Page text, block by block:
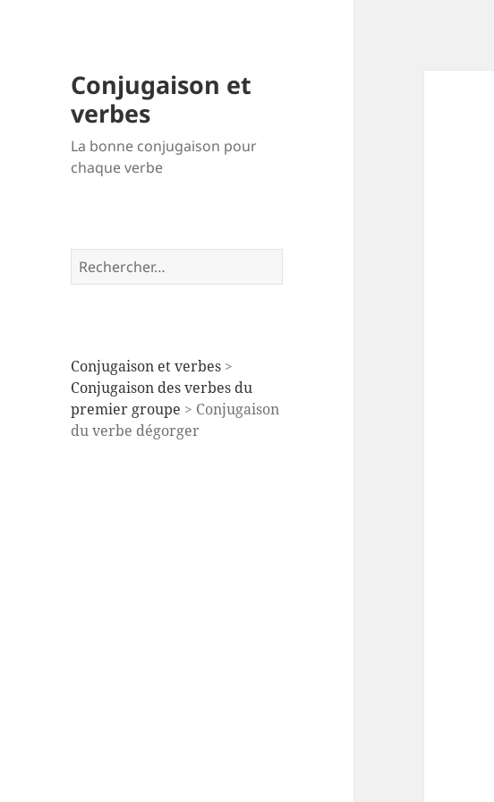
Conjugaison et
verbes
La bonne conjugaison pour
chaque verbe
Rechercher :
Conjugaison et verbes >
Conjugaison des verbes du
premier groupe > Conjugaison
du verbe dégorger